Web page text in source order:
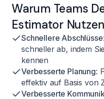
Warum Teams
Estimator Nutzen
Schnellere Abschlüsse
schneller ab, indem
kennen
Verbesserte Planung:
effektiv auf Basis von
Verbesserte